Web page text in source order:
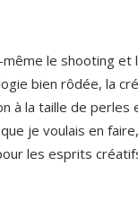
le shooting et
bien rôdée, la
à la taille de
je voulais en faire,
les esprits